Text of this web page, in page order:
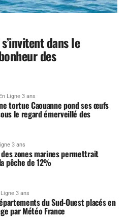
dans le
des
En Ligne 3 ans
tortue Caouanne pond ses œufs
le regard émerveillé des
3 ans
zones marines permettrait
pêche de 12%
Ligne 3 ans
du Sud-Ouest placés en
par Météo France